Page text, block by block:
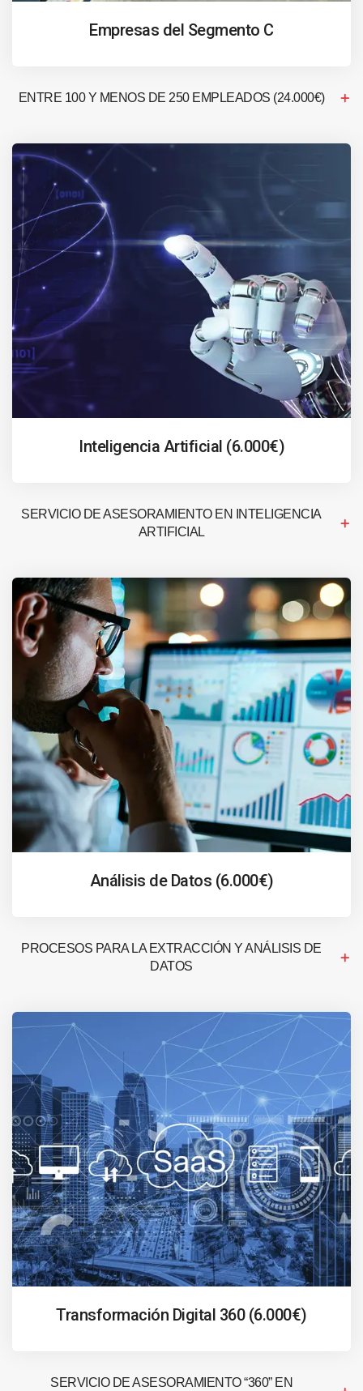
Empresas del Segmento C
ENTRE 100 Y MENOS DE 250 EMPLEADOS (24.000€)
Inteligencia Artificial (6.000€)
SERVICIO DE ASESORAMIENTO EN INTELIGENCIA
ARTIFICIAL
Análisis de Datos (6.000€)
PROCESOS PARA LA EXTRACCIÓN Y ANÁLISIS DE
DATOS
Transformación Digital 360 (6.000€)
SERVICIO DE ASESORAMIENTO “360” EN